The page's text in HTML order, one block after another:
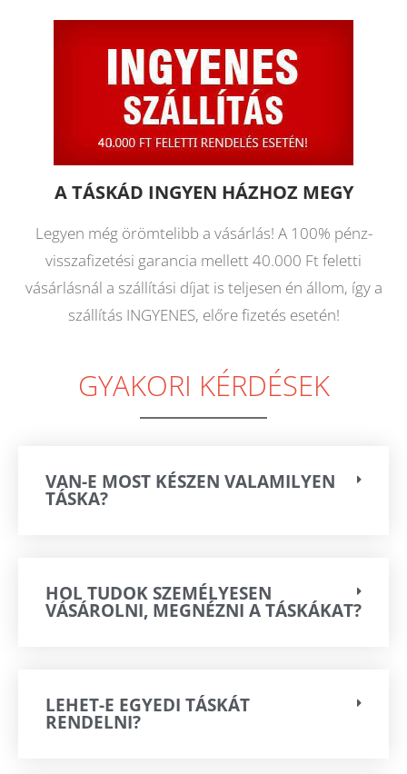
A TÁSKÁD INGYEN HÁZHOZ MEGY
Legyen még örömtelibb a vásárlás! A 100% pénz-
visszafizetési garancia mellett 40.000 Ft feletti
vásárlásnál a szállítási díjat is teljesen én állom, így a
szállítás INGYENES, előre fizetés esetén!
GYAKORI KÉRDÉSEK
VAN-E MOST KÉSZEN VALAMILYEN
TÁSKA?
HOL TUDOK SZEMÉLYESEN
VÁSÁROLNI, MEGNÉZNI A TÁSKÁKAT?
LEHET-E EGYEDI TÁSKÁT
RENDELNI?